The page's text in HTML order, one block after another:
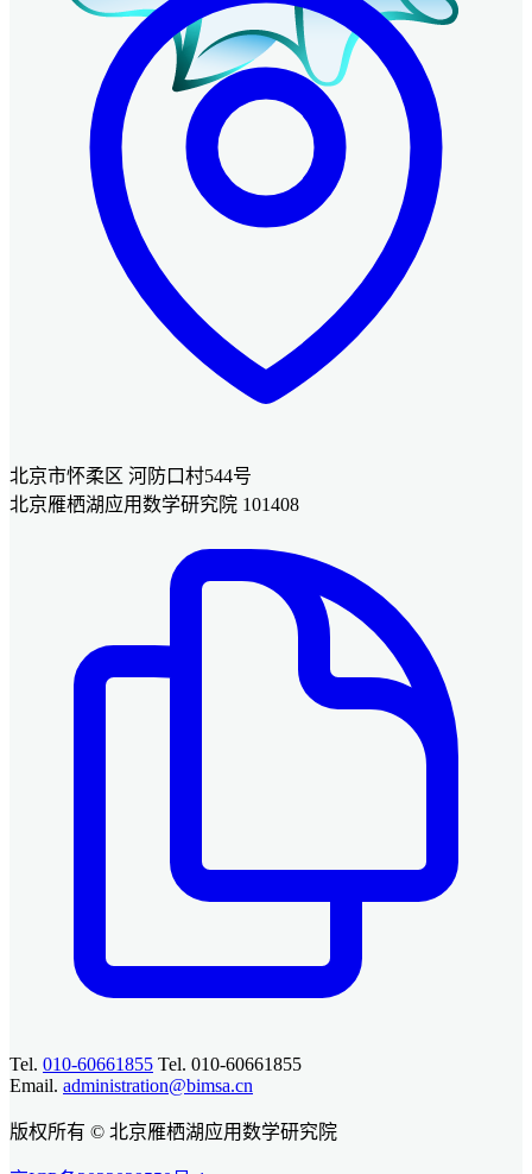
北京市怀柔区 河防口村544号
北京雁栖湖应用数学研究院 101408
Tel. 010-60661855 Tel. 010-60661855
Email. administration@bimsa.cn
版权所有 © 北京雁栖湖应用数学研究院